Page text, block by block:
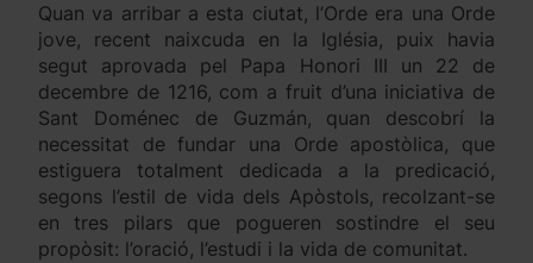
Quan va arribar a esta ciutat, l’Orde era una Orde
jove, recent naixcuda en la Iglésia, puix havia
segut aprovada pel Papa Honori III un 22 de
decembre de 1216, com a fruit d’una iniciativa de
Sant Doménec de Guzmán, quan descobrí la
necessitat de fundar una Orde apostòlica, que
estiguera totalment dedicada a la predicació,
segons l’estil de vida dels Apòstols, recolzant-se
en tres pilars que pogueren sostindre el seu
propòsit: l’oració, l’estudi i la vida de comunitat.